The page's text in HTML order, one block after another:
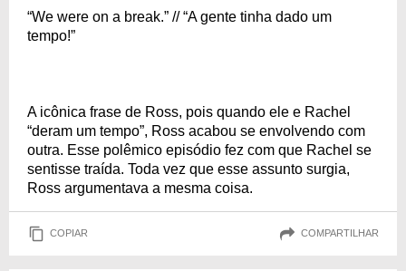
“We were on a break.” // “A gente tinha dado um
tempo!”
A icônica frase de Ross, pois quando ele e Rachel
“deram um tempo”, Ross acabou se envolvendo com
outra. Esse polêmico episódio fez com que Rachel se
sentisse traída. Toda vez que esse assunto surgia,
Ross argumentava a mesma coisa.
COPIAR COMPARTILHAR